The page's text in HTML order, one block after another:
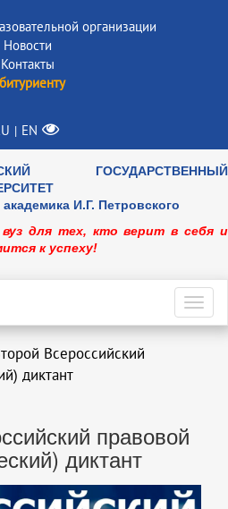
организации
Новости
Контакты
| EN
ГОСУДАРСТВЕННЫЙ
И.Г. Петровского
для тех, кто верит в себя и
к успеху!
Всероссийский
диктант
правовой
диктант